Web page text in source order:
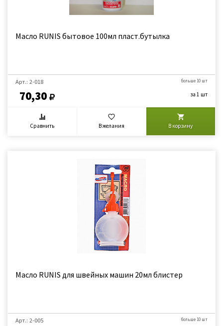
Масло RUNIS бытовое 100мл пласт.бутылка
Арт.: 2-018
70,30
больше 10 шт
за 1 шт
Сравнить В желания В корзину
Масло RUNIS для швейных машин 20мл блистер
Арт.: 2-005 больше 10 шт